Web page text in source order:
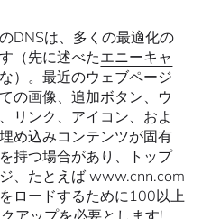
DNSは、多くの最適化の
（先に述べたエニーキャ
）。最近のウェブページ
の画像、追加ボタン、ウ
リンク、アイコン、およ
め込みコンテンツが固有
持つ場合があり、トップ
、たとえば www.cnn.com
ロードするために100以上